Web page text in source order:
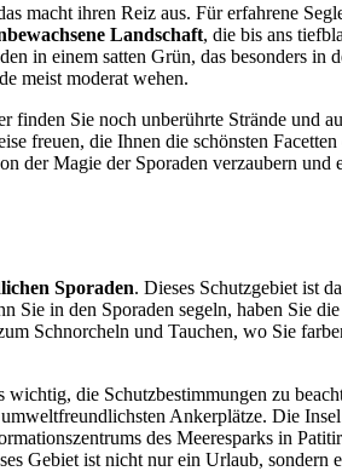
macht ihren Reiz aus. Für erfahrene
Landschaft, die bis ans
in einem satten Grün, das besonders in
meist moderat wehen.
Sie noch unberührte Strände und
freuen, die Ihnen die schönsten
der Magie der Sporaden verzaubern und
Sporaden. Dieses Schutzgebiet ist
Sie in den Sporaden segeln, haben Sie
Schnorcheln und Tauchen, wo Sie
die Schutzbestimmungen zu
Ankerplätze. Die
des Meeresparks in
Gebiet ist nicht nur ein Urlaub, sondern